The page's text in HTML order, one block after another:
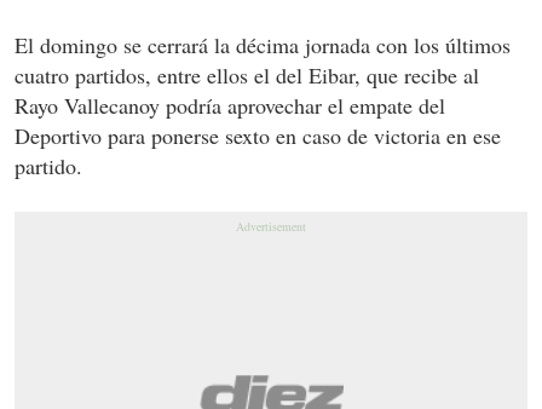
El domingo se cerrará la décima jornada con los últimos
cuatro partidos, entre ellos el del Eibar, que recibe al
Rayo Vallecanoy podría aprovechar el empate del
Deportivo para ponerse sexto en caso de victoria en ese
partido.